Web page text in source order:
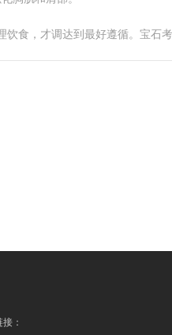
食，才调达到最好遵循。宝石
：